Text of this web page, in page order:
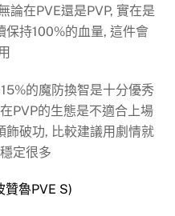
論在PVE還是PVP, 實在是
保持100%的血量, 這件會
的魔防換智是十分優秀
PVP的生態是不適合上場
飾破功, 比較建議用劇情就
定很多
贊魯PVE S)